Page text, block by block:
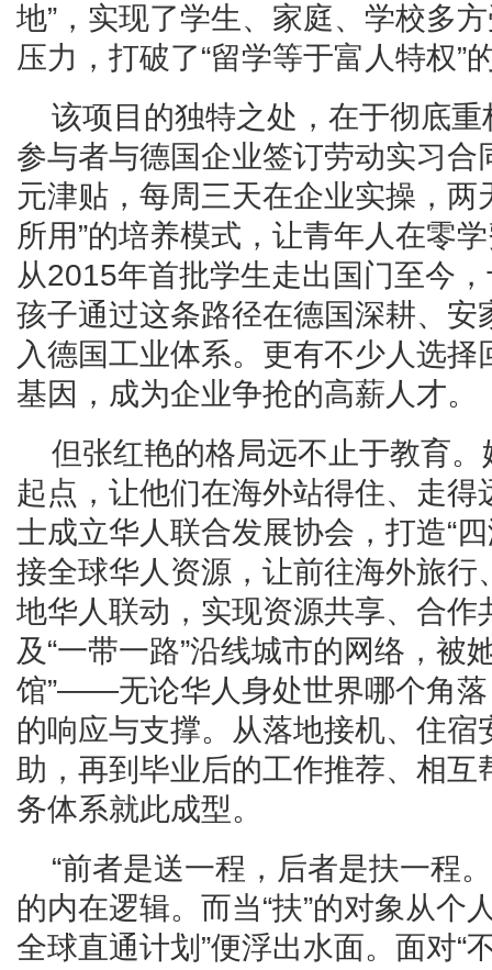
地”，实现了学生、家庭、学校多
压力，打破了“留学等于富人特权”
该项目的独特之处，在于彻底
参与者与德国企业签订劳动实习
元津贴，每周三天在企业实操，两
所用”的培养模式，让青年人在零
从2015年首批学生走出国门至今
孩子通过这条路径在德国深耕、安
入德国工业体系。更有不少人选
基因，成为企业争抢的高薪人才。
但张红艳的格局远不止于教育
起点，让他们在海外站得住、走
士成立华人联合发展协会，打造“
接全球华人资源，让前往海外旅
地华人联动，实现资源共享、合
及“一带一路”沿线城市的网络，被
馆”——无论华人身处世界哪个角
的响应与支撑。从落地接机、住
助，再到毕业后的工作推荐、相
务体系就此成型。
“前者是送一程，后者是扶一程
的内在逻辑。而当“扶”的对象从个
全球直通计划”便浮出水面。面对“